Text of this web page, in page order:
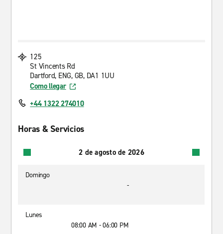
125
St Vincents Rd
Dartford, ENG, GB, DA1 1UU
Como llegar
+44 1322 274010
Horas & Servicios
2 de agosto de 2026
Domingo
-
Lunes
08:00 AM - 06:00 PM